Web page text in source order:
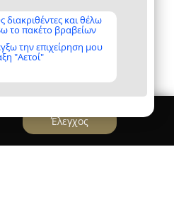
διακριθέντες και θέλω
το πακέτο βραβείων
την επιχείρηση μου
"Αετοί"
Έλεγχος